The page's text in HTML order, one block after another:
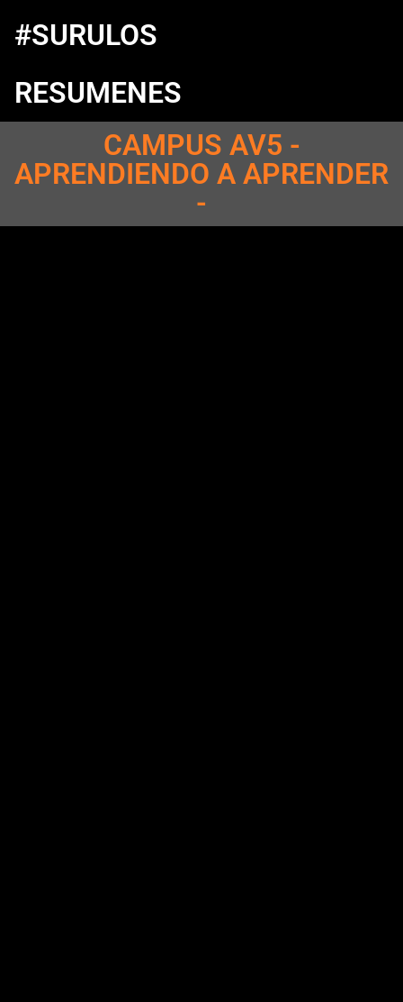
#SURULOS
RESUMENES
CAMPUS AV5 -
APRENDIENDO A APRENDER
-